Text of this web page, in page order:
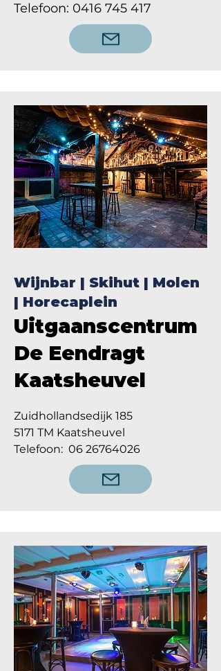
Telefoon: 0416 745 417
Wijnbar | Skihut | Molen
| Horecaplein
Uitgaanscentrum
De Eendragt
Kaatsheuvel
Zuidhollandsedijk 185
5171 TM Kaatsheuvel
Telefoon: 06 26764026